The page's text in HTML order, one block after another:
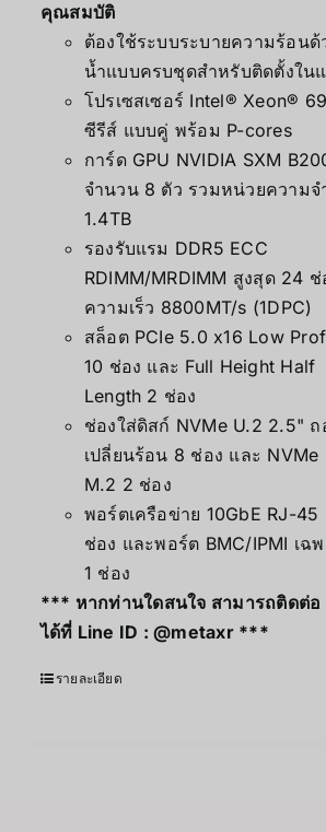
คุณสมบัติ
ต้องใช้ระบบระบายความร้อนด้
น้ำแบบครบชุดสำหรับติดตั้งใน
โปรเซสเซอร์ Intel® Xeon®
ซีรีส์ แบบคู่ พร้อม P-cores
การ์ด GPU NVIDIA SXM
จำนวน 8 ตัว รวมหน่วยความจ
1.4TB
รองรับแรม DDR5 ECC
RDIMM/MRDIMM สูงสุด 24 ช่
ความเร็ว 8800MT/s (1DPC)
สล็อต PCIe 5.0 x16 Low
10 ช่อง และ Full Height Half
Length 2 ช่อง
ช่องใส่ดิสก์ NVMe U.2 2.5" ถ
เปลี่ยนร้อน 8 ช่อง และ NVMe
M.2 2 ช่อง
พอร์ตเครือข่าย 10GbE RJ-45
ช่อง และพอร์ต BMC/IPMI เฉพ
1 ช่อง
*** หากท่านใดสนใจ สามารถติดต่อ
ได้ที่ Line ID :@metaxr***
รายละเอียด